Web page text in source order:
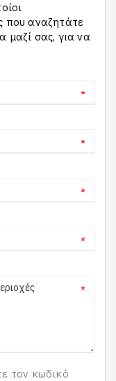
που αναζητάτε
μαζί σας, για να
*
*
*
*
*
τον κωδικό